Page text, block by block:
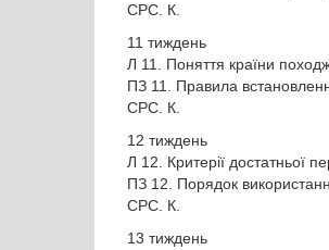
СРС. К.
11 тиждень
Л 11. Поняття країни
ПЗ 11. Правила
СРС. К.
12 тиждень
Л 12. Критерії достатньої
ПЗ 12. Порядок
СРС. К.
13 тиждень